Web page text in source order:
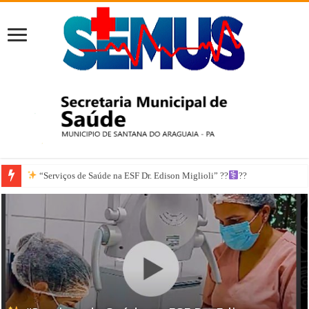
“Serviços de Saúde na ESF Dr. Edison Miglioli” ??‍ ??